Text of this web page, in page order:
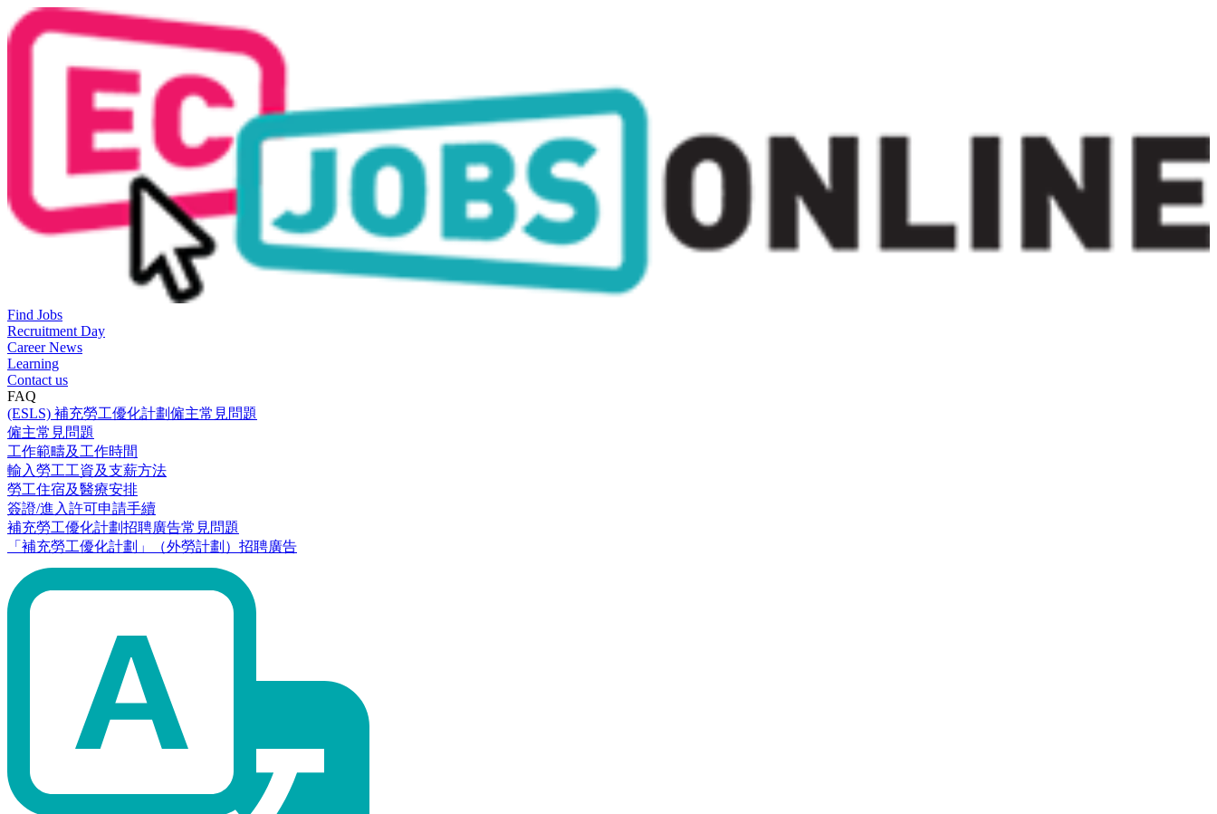
Find Jobs
Recruitment Day
Career News
Learning
Contact us
FAQ
(ESLS) 補充勞工優化計劃僱主常見問題
僱主常見問題
工作範疇及工作時間
輸入勞工工資及支薪方法
勞工住宿及醫療安排
簽證/進入許可申請手續
補充勞工優化計劃招聘廣告常見問題
「補充勞工優化計劃」（外勞計劃）招聘廣告